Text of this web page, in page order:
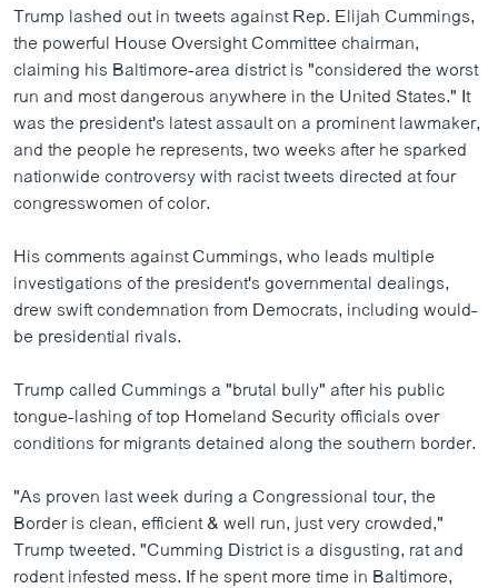
Trump lashed out in tweets against Rep. Elijah Cummings,
the powerful House Oversight Committee chairman,
claiming his Baltimore-area district is "considered the worst
run and most dangerous anywhere in the United States." It
was the president's latest assault on a prominent lawmaker,
and the people he represents, two weeks after he sparked
nationwide controversy with racist tweets directed at four
congresswomen of color.
His comments against Cummings, who leads multiple
investigations of the president's governmental dealings,
drew swift condemnation from Democrats, including would-
be presidential rivals.
Trump called Cummings a "brutal bully" after his public
tongue-lashing of top Homeland Security officials over
conditions for migrants detained along the southern border.
"As proven last week during a Congressional tour, the
Border is clean, efficient & well run, just very crowded,"
Trump tweeted. "Cumming District is a disgusting, rat and
rodent infested mess. If he spent more time in Baltimore,